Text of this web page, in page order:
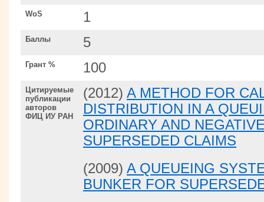
WoS 1
Баллы 5
Грант % 100
Цитируемые
публикации
авторов
ФИЦ ИУ РАН
(2012) A METHOD FOR
DISTRIBUTION IN A
ORDINARY AND
SUPERSEDED CLAIMS
(2009) A QUEUEING
BUNKER FOR